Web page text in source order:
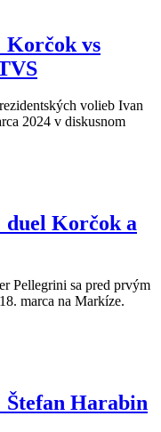
Korčok vs
volieb Ivan
2024 v diskusnom
duel Korčok a
Pellegrini sa pred prvým
marca na Markíze.
Štefan Harabin